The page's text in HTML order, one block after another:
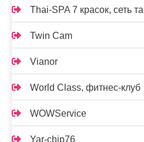
Thai-SPA 7 красок, сеть
Twin Cam
Vianor
World Class, фитнес-клуб
WOWService
Yar-chip76